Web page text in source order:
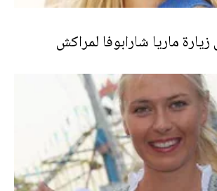
ماريا شارابوفا لمراكش